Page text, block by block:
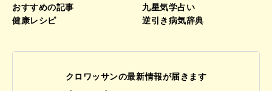
おすすめの記事
九星気学占い
健康レシピ
逆引き病気辞典
クロワッサンの最新情報が届きます